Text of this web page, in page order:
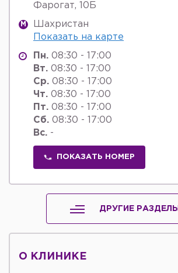
Фарогат, 10Б
M
Шахристан
Показать на карте
Пн. 08:30 - 17:00
Вт. 08:30 - 17:00
Ср. 08:30 - 17:00
Чт. 08:30 - 17:00
Пт. 08:30 - 17:00
Сб. 08:30 - 17:00
Вс. -
ПОКАЗАТЬ НОМЕР
ДРУГИЕ РАЗДЕЛЫ
О КЛИНИКЕ